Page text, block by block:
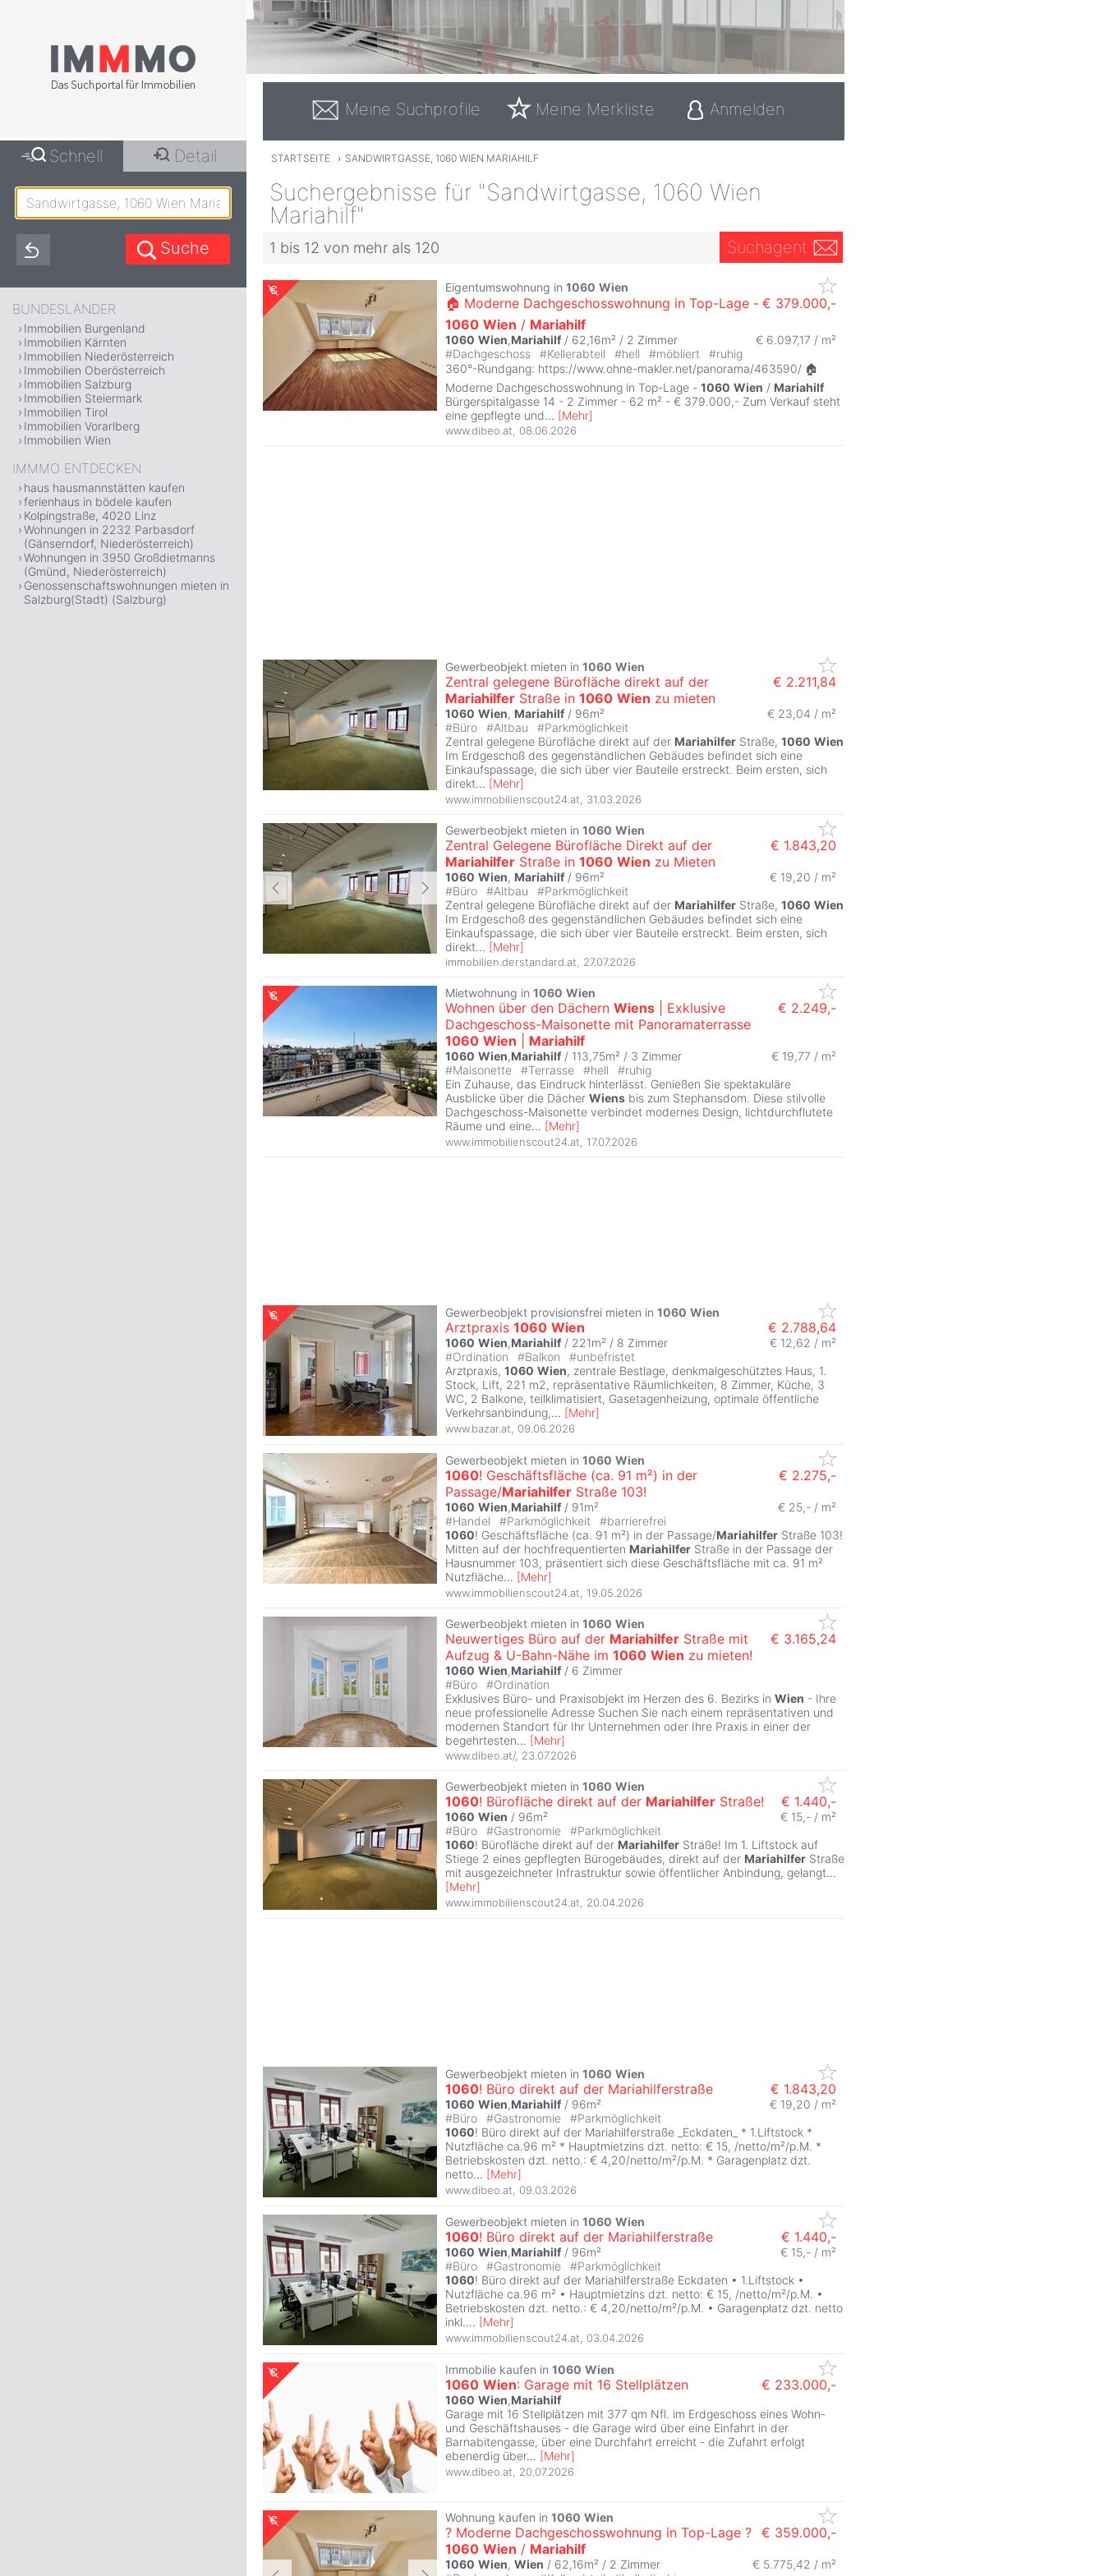
Meine Suchprofile Meine Merkliste Anmelden
STARTSEITE › SANDWIRTGASSE, 1060 WIEN MARIAHILF
Suchergebnisse für "Sandwirtgasse, 1060 Wien
Mariahilf"
1 bis 12 von mehr als 120 Suchagent
Eigentumswohnung in 1060 Wien
🏠 Moderne Dachgeschosswohnung in Top-Lage -
1060 Wien / Mariahilf
€ 379.000,-
1060 Wien,Mariahilf / 62,16m² / 2 Zimmer
€ 6.097,17 / m²
#Dachgeschoss #Kellerabteil #hell #möbliert #ruhig
360°-Rundgang: https://www.ohne-makler.net/panorama/463590/ 🏠
Moderne Dachgeschosswohnung in Top-Lage - 1060 Wien / Mariahilf
Bürgerspitalgasse 14 - 2 Zimmer - 62 m² - € 379.000,- Zum Verkauf steht
eine gepflegte und... [Mehr]
www.dibeo.at 08.06.2026
Gewerbeobjekt mieten in 1060 Wien
Zentral gelegene Bürofläche direkt auf der
Mariahilfer Straße in 1060 Wien zu mieten
€ 2.211,84
1060 Wien, Mariahilf / 96m²
€ 23,04 / m²
#Büro #Altbau #Parkmöglichkeit
Zentral gelegene Bürofläche direkt auf der Mariahilfer Straße, 1060 Wien
Im Erdgeschoß des gegenständlichen Gebäudes befindet sich eine
Einkaufspassage, die sich über vier Bauteile erstreckt. Beim ersten, sich
direkt... [Mehr]
www.immobilienscout24.at 31.03.2026
Gewerbeobjekt mieten in 1060 Wien
Zentral Gelegene Bürofläche Direkt auf der
Mariahilfer Straße in 1060 Wien zu Mieten
€ 1.843,20
1060 Wien, Mariahilf / 96m² € 19,20 / m²
#Büro #Altbau #Parkmöglichkeit
Zentral gelegene Bürofläche direkt auf der Mariahilfer Straße, 1060 Wien
Im Erdgeschoß des gegenständlichen Gebäudes befindet sich eine
Einkaufspassage, die sich über vier Bauteile erstreckt. Beim ersten, sich
direkt... [Mehr]
immobilien.derstandard.at, 27.07.2026
Mietwohnung in 1060 Wien
Wohnen über den Dächern Wiens | Exklusive
Dachgeschoss-Maisonette mit Panoramaterrasse
1060 Wien Mariahilf
€ 2.249,-
1060 Wien,Mariahilf / 113,75m² / 3 Zimmer
€ 19,77 / m²
#Maisonette #Terrasse #hell #ruhig
Ein Zuhause, das Eindruck hinterlässt. Genießen Sie spektakuläre
Ausblicke über die Dächer Wiens bis zum Stephansdom. Diese stilvolle
Dachgeschoss-Maisonette verbindet modernes Design, lichtdurchflutete
Räume und eine... [Mehr]
www.immobilienscout24.at 17.07.2026
Gewerbeobjekt provisionsfrei mieten in 1060 Wien
Arztpraxis 1060 Wien € 2.788,64
1060 Wien,Mariahilf / 221m² / 8 Zimmer
€ 12,62 / m²
#Ordination #Balkon #unbefristet
Arztpraxis, 1060 Wien, zentrale Bestlage, denkmalgeschütztes Haus, 1.
Stock, Lift, 221 m2, repräsentative Räumlichkeiten, 8 Zimmer, Küche, 3
WC, 2 Balkone, teilklimatisiert, Gasetagenheizung, optimale öffentliche
Verkehrsanbindung,... [Mehr]
www.bazar.at 09.06.2026
Gewerbeobjekt mieten in 1060 Wien
1060! Geschäftsfläche (ca. 91 m²) in der
Passage/Mariahilfer Straße 103!
€ 2.275,-
1060 Wien,Mariahilf / 91m²
€ 25,- / m²
#Handel #Parkmöglichkeit #barrierefrei
1060! Geschäftsfläche (ca. 91 m²) in der Passage/Mariahilfer Straße 103!
Mitten auf der hochfrequentierten Mariahilfer Straße in der Passage der
Hausnummer 103, präsentiert sich diese Geschäftsfläche mit ca. 91 m²
Nutzfläche... [Mehr]
www.immobilienscout24.at 19.05.2026
Gewerbeobjekt mieten in 1060 Wien
Neuwertiges Büro auf der Mariahilfer Straße mit
Aufzug & U-Bahn-Nähe im 1060 Wien zu mieten!
€ 3.165,24
1060 Wien,Mariahilf / 6 Zimmer
#Büro #Ordination
Exklusives Büro- und Praxisobjekt im Herzen des 6. Bezirks in Wien - Ihre
neue professionelle Adresse Suchen Sie nach einem repräsentativen und
modernen Standort für Ihr Unternehmen oder Ihre Praxis in einer der
begehrtesten... [Mehr]
www.dibeo.at/, 23.07.2026
Gewerbeobjekt mieten in 1060 Wien
1060! Bürofläche direkt auf der Mariahilfer Straße! € 1.440,-
1060 Wien / 96m²
€ 15,- / m²
#Büro #Gastronomie #Parkmöglichkeit
1060! Bürofläche direkt auf der Mariahilfer Straße! Im 1. Liftstock auf
Stiege 2 eines gepflegten Bürogebäudes, direkt auf der Mariahilfer Straße
mit ausgezeichneter Infrastruktur sowie öffentlicher Anbindung, gelangt...
[Mehr]
www.immobilienscout24.at 20.04.2026
Gewerbeobjekt mieten in 1060 Wien
1060! Büro direkt auf der Mariahilferstraße € 1.843,20
1060 Wien,Mariahilf / 96m²
€ 19,20 / m²
#Büro #Gastronomie #Parkmöglichkeit
1060! Büro direkt auf der Mariahilferstraße _Eckdaten_ * 1.Liftstock *
Nutzfläche ca.96 m² * Hauptmietzins dzt. netto: € 15, /netto/m²/p.M. *
Betriebskosten dzt. netto.: € 4,20/netto/m²/p.M. * Garagenplatz dzt.
netto... [Mehr]
www.dibeo.at 09.03.2026
Gewerbeobjekt mieten in 1060 Wien
1060! Büro direkt auf der Mariahilferstraße € 1.440,-
1060 Wien,Mariahilf / 96m²
€ 15,- / m²
#Büro #Gastronomie #Parkmöglichkeit
1060! Büro direkt auf der Mariahilferstraße Eckdaten • 1.Liftstock •
Nutzfläche ca.96 m² • Hauptmietzins dzt. netto: € 15, /netto/m²/p.M. •
Betriebskosten dzt. netto.: € 4,20/netto/m²/p.M. • Garagenplatz dzt. netto
inkl.... [Mehr]
www.immobilienscout24.at 03.04.2026
Immobilie kaufen in 1060 Wien
1060 Wien: Garage mit 16 Stellplätzen € 233.000,-
1060 Wien,Mariahilf
Garage mit 16 Stellplätzen mit 377 qm Nfl. im Erdgeschoss eines Wohn-
und Geschäftshauses - die Garage wird über eine Einfahrt in der
Barnabitengasse, über eine Durchfahrt erreicht - die Zufahrt erfolgt
ebenerdig über... [Mehr]
www.dibeo.at 20.07.2026
Wohnung kaufen in 1060 Wien
? Moderne Dachgeschosswohnung in Top-Lage ?
1060 Wien / Mariahilf
€ 359.000,-
1060 Wien, Wien / 62,16m² / 2 Zimmer € 5.775,42 / m²
Schnell Detail
BUNDESLÄNDER
Immobilien Burgenland
Immobilien Kärnten
Immobilien Niederösterreich
Immobilien Oberösterreich
Immobilien Salzburg
Immobilien Steiermark
Immobilien Tirol
Immobilien Vorarlberg
Immobilien Wien
IMMMO ENTDECKEN
haus hausmannstätten kaufen
ferienhaus in bödele kaufen
Kolpingstraße, 4020 Linz
Wohnungen in 2232 Parbasdorf
(Gänserndorf, Niederösterreich)
Wohnungen in 3950 Großdietmanns
(Gmünd, Niederösterreich)
Genossenschaftswohnungen mieten in
Salzburg(Stadt) (Salzburg)